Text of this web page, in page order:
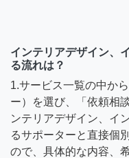
インテリアデザイン、
る流れは？
1.サービス一覧の中か
ー）を選び、「依頼相
ンテリアデザイン、イ
るサポーターと直接個
ので、具体的な内容、